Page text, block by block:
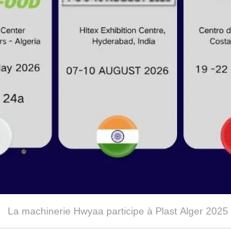
La machinerie Hwyaa participe à Plast Alger 2025